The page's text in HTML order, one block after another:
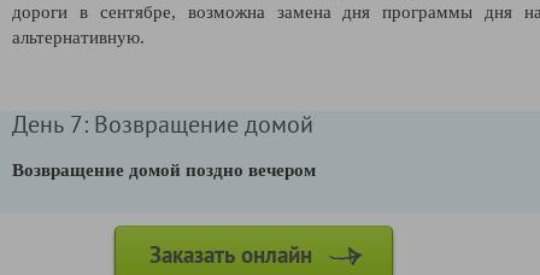
дороги в сентябре, возможна замена дня программы дня
альтернативную.
День 7: Возвращение домой
Возвращение домой поздно вечером
Заказать онлайн